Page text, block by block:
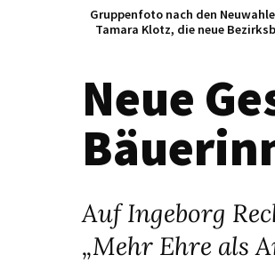
Mit Ausnahme von Marlene
Neue
Auf Ingeborg
„Mehr Ehre als